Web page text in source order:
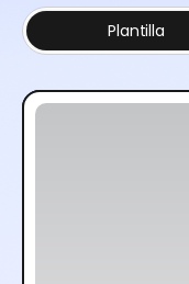
Plantilla